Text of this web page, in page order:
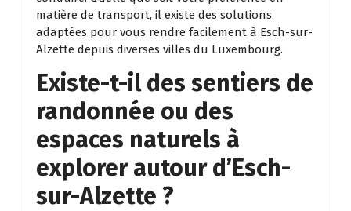
matière de transport, il existe des solutions
adaptées pour vous rendre facilement à Esch-sur-
Alzette depuis diverses villes du Luxembourg.
Existe-t-il des sentiers de
randonnée ou des
espaces naturels à
explorer autour d’Esch-
sur-Alzette ?